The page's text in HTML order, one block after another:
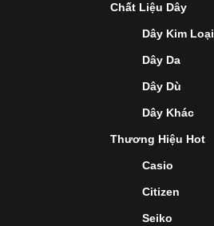
Chất Liệu Dây
Dây Kim Loại
Dây Da
Dây Dù
Dây Khác
Thương Hiệu Hot
Casio
Citizen
Seiko